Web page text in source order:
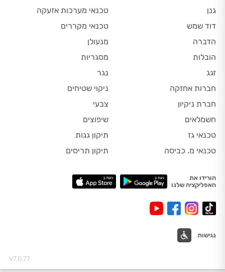
גנן
דוד שמש
הדברה
הובלות
זגג
חברות אחזקה
חברת ניקיון
חשמלאים
טכנאי גז
טכנאי מ. כביסה
טכנאי מערכות אזעקה
טכנאי מקררים
מנעולן
מסגריות
נגר
ניקוי שטיחים
צבעי
שיפוצים
תיקון גגות
תיקון תריסים
הורידו את
האפליקציה שלנו
נגישות
V7.0.77